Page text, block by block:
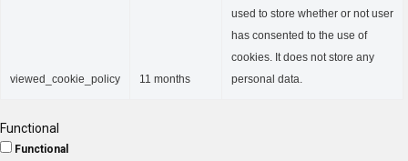
viewed_cookie_policy 11 months
used to store whether or not user
has consented to the use of
cookies. It does not store any
personal data.
Functional
Functional